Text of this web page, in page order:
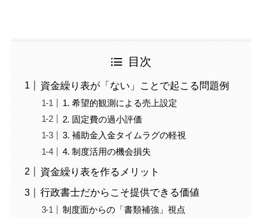
目次
資金繰り表が「ない」ことで起こる問題例
1. 希望的観測による売上設定
2. 固定費の過小評価
3. 補助金入金タイムラグの軽視
4. 制度活用の機会損失
資金繰り表を作るメリット
行政書士だからこそ提供できる価値
制度面からの「書類補強」視点